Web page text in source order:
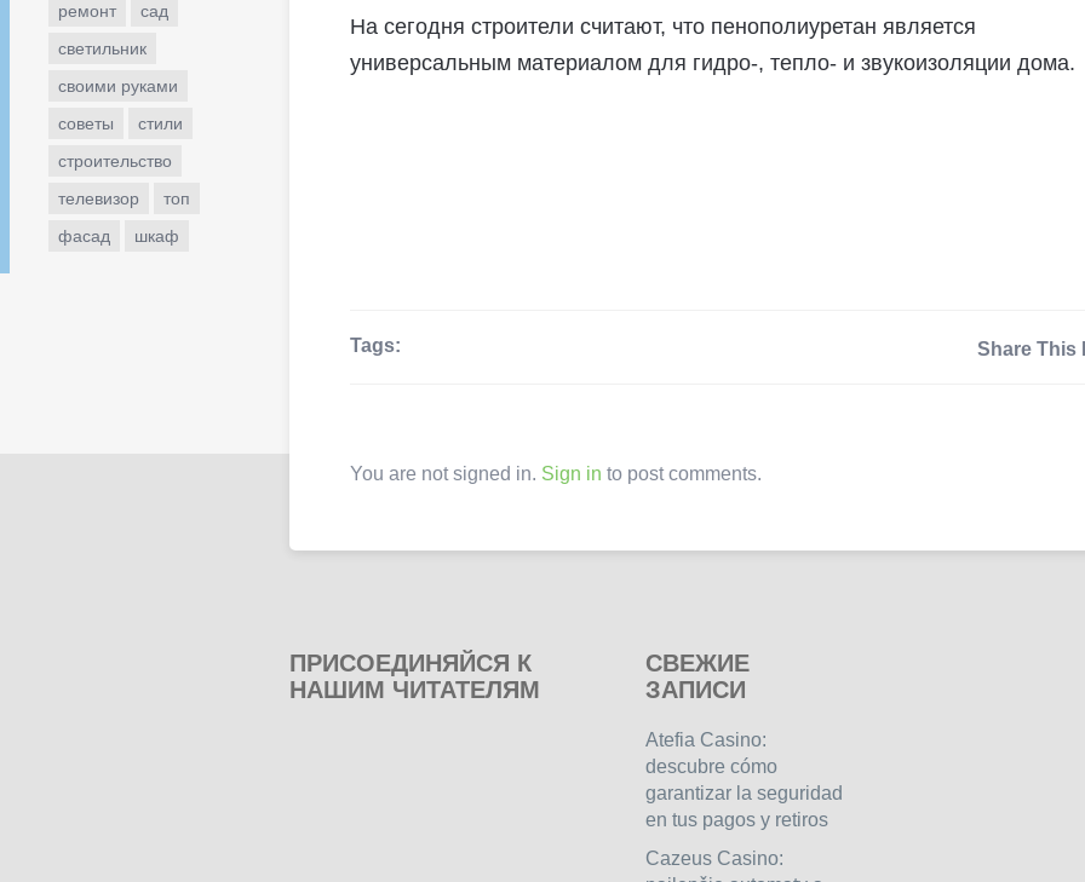
ремонт
сад
светильник
своими руками
советы
стили
строительство
телевизор
топ
фасад
шкаф
На сегодня строители считают, что пенополиуретан является
универсальным материалом для гидро-, тепло- и звукоизоляции дома.
Tags: Share This
You are not signed in. Sign in to post comments.
ПРИСОЕДИНЯЙСЯ К
НАШИМ ЧИТАТЕЛЯМ
СВЕЖИЕ
ЗАПИСИ
Atefia Casino:
descubre cómo
garantizar la seguridad
en tus pagos y retiros
Cazeus Casino: